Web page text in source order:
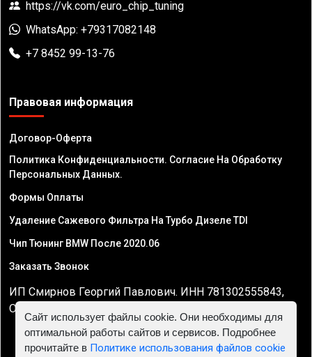
https://vk.com/euro_chip_tuning
WhatsApp: +79317082148
+7 8452 99-13-76
Правовая информация
Договор-Оферта
Политика Конфиденциальности. Согласие На Обработку
Персональных Данных.
Формы Оплаты
Удаление Сажевого Фильтра На Турбо Дизеле TDI
Чип Тюнинг BMW После 2020.06
Заказать Звонок
ИП Смирнов Георгий Павлович. ИНН 781302555843,
ОГРНИП 324470400032610
Сайт использует файлы cookie. Они необходимы для
оптимальной работы сайтов и сервисов. Подробнее
прочитайте в Политике использования файлов cookie